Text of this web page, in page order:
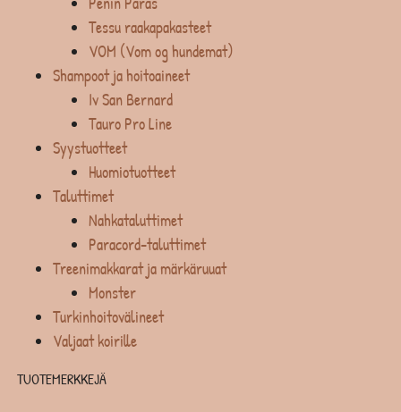
Tessu raakapakasteet
VOM (Vom og hundemat)
Shampoot ja hoitoaineet
Iv San Bernard
Tauro Pro Line
Syystuotteet
Huomiotuotteet
Taluttimet
Nahkataluttimet
Paracord-taluttimet
Treenimakkarat ja märkäruuat
Monster
Turkinhoitovälineet
Valjaat koirille
TUOTEMERKKEJÄ